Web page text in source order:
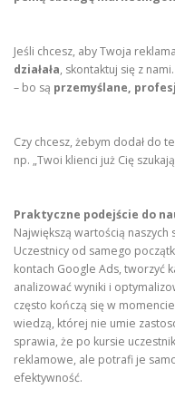
Jeśli chcesz, aby Twoja
działała, skontaktuj się z
– bo są przemyślane,
Czy chcesz, żebym dodał do
np. „Twoi klienci już Cię
Praktyczne podejście do
Największą wartością
Uczestnicy od samego
kontach Google Ads, tworzyć
analizować wyniki i
często kończą się w
wiedzą, której nie umie
sprawia, że po kursie
reklamowe, ale potrafi je
efektywność.